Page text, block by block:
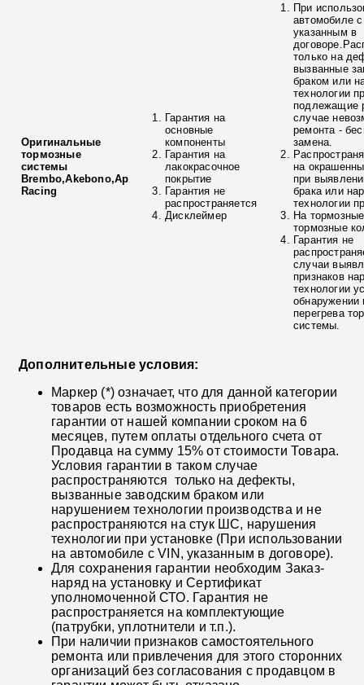
Оригинальные
тормозные
системы
Brembo,Akebono,Ap
Racing
Гарантия на
основные
компоненты
Гарантия на
лакокрасочное
покрытие
Гарантия не
распространяется
Дисклеймер
При
автомобиле
указанным в
только на
вызванные
браком или
технологии
подлежащие
случае
ремонта -
замена.
на
при
брака или
технологии
На
тормозные
Гарантия не
случаи
признаков
технологии
обнаружении
перегрева
системы.
Дополнительные условия:
Маркер (*) означает, что для данной категории
товаров есть возможность приобретения
гарантии от нашей компании сроком на 6
месяцев, путем оплаты отдельного счета от
Продавца на сумму 15% от стоимости Товара.
Условия гарантии в таком случае
распространяются только на дефекты,
вызванные заводским браком или
нарушением технологии производства и не
распространяются на стук ШС, нарушения
технологии при установке (При использовании
на автомобиле с VIN, указанным в договоре).
Для сохранения гарантии необходим Заказ-
наряд на установку и Сертификат
уполномоченной СТО. Гарантия не
распространяется на комплектующие
(патрубки, уплотнители и т.п.).
При наличии признаков самостоятельного
ремонта или привлечения для этого сторонних
организаций без согласования с продавцом в